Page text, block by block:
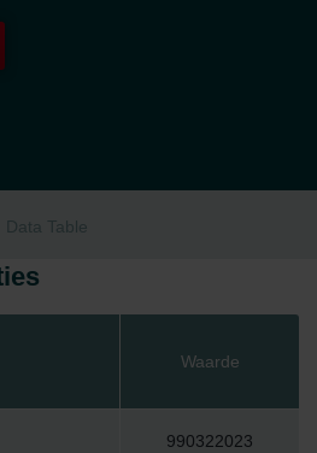
Data Table
Waarde
990322023